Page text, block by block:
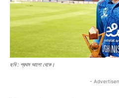
ছবি : প্রথম আলো থেকে।
-